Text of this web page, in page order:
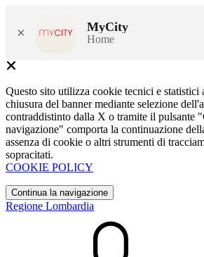
× MyCity
Home
Questo sito utilizza cookie tecnici e statistici
chiusura del banner mediante selezione
contraddistinto dalla X o tramite il pulsante
navigazione" comporta la continuazione
assenza di cookie o altri strumenti di
sopracitati.
COOKIE POLICY
Continua la navigazione
Regione Lombardia